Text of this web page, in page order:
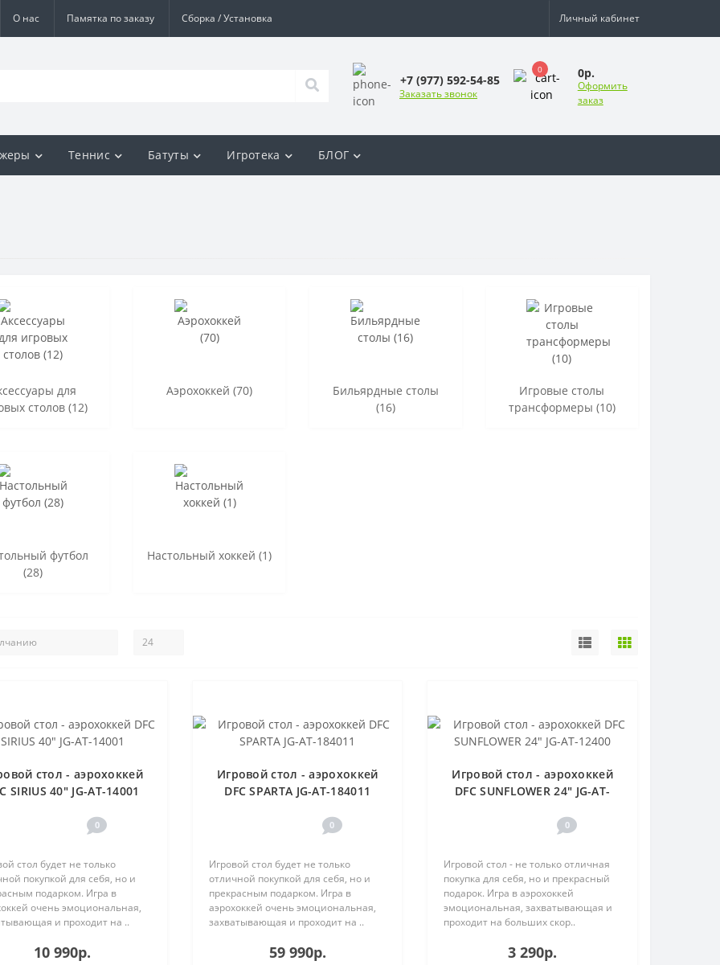
О нас Памятка по заказу Сборка / Установка Личный кабинет
+7 (977) 592-54-85
Заказать звонок
0 0р.
Оформить
заказ
Теннис Батуты Игротека БЛОГ
для
столов (12)
Аэрохоккей (70)
Бильярдные столы
(16)
Игровые столы
трансформеры (10)
футбол
(28)
Настольный хоккей (1)
стол - аэрохоккей
SIRIUS 40" JG-AT-14001
0
стол будет не только
покупкой для себя, но и
подарком. Игра в
очень эмоциональная,
и проходит на ..
10 990р.
Игровой стол - аэрохоккей
DFC SPARTA JG-AT-184011
0
Игровой стол будет не только
отличной покупкой для себя, но и
прекрасным подарком. Игра в
аэрохоккей очень эмоциональная,
захватывающая и проходит на ..
59 990р.
Игровой стол - аэрохоккей
DFC SUNFLOWER 24" JG-AT-
0
Игровой стол - не только отличная
покупка для себя, но и прекрасный
подарок. Игра в аэрохоккей
эмоциональная, захватывающая и
проходит на больших скор..
3 290р.